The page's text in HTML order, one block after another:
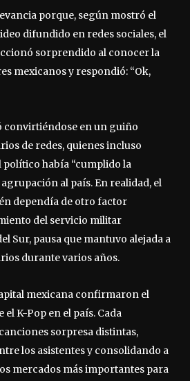
porque, según mostró el
difundido en redes sociales, el
sorprendido al conocer la
mexicanos y respondió: “Ok,
convirtiéndose en un guiño
de redes, quienes incluso
había “cumplido la
al país. En realidad, el
dependía de otro factor
del servicio militar
Sur, pausa que mantuvo alejada a
durante varios años.
mexicana confirmaron el
K-Pop en el país. Cada
sorpresa distintas,
los asistentes y consolidando a
mercados más importantes para